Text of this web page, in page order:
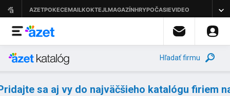
Hľadať firmu
sa aj vy do najväčšieho katalógu firiem